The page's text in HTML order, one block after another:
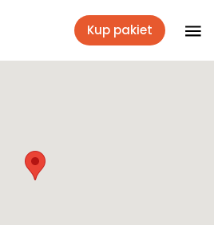
Kup pakiet